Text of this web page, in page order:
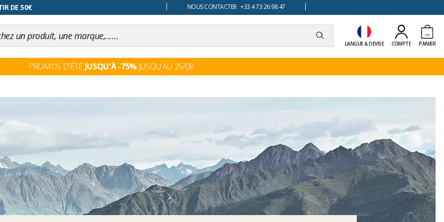
changer d'avis NOUS CONTACTER +33 4 73 26 98 47
LANGUE & DEVISE COMPTE PANIER
PROMOS D'ÉTÉ JUSQU'À -75%JUSQU'AU 25/08